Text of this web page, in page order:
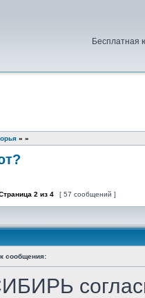
Бесплатная
» »
на тему
2 из 4 [ 57 сообщений ]
сообщения: